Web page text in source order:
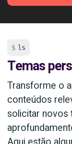
ls
Temas
Transforme o
conteúdos
solicitar novos